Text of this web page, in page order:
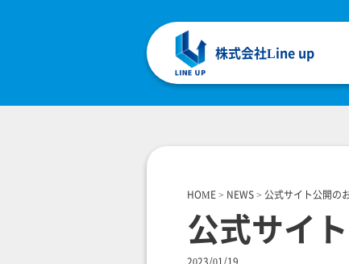
株式会社Line up
HOME> NEWS> 公式サイト公開の
公式サイ